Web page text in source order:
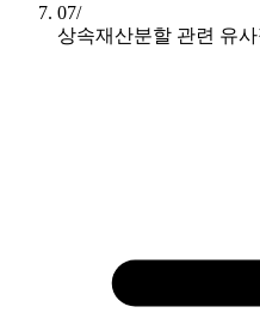
07/
상속재산분할 관련 유